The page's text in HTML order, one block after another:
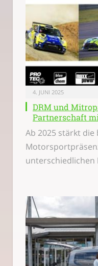
4. JUNI 2025
DRM und
Partnerschaft
Ab 2025 stärkt die
unterschiedlichen